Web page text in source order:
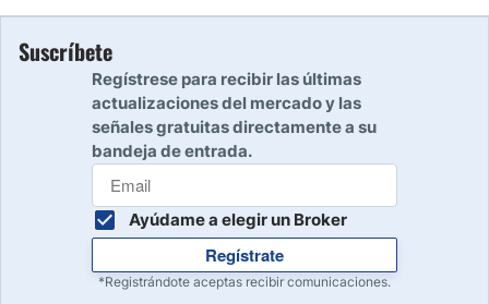
Suscríbete
Regístrese para recibir las últimas
actualizaciones del mercado y las
señales gratuitas directamente a su
bandeja de entrada.
Ayúdame a elegir un Broker
Regístrate
*Registrándote aceptas recibir comunicaciones.